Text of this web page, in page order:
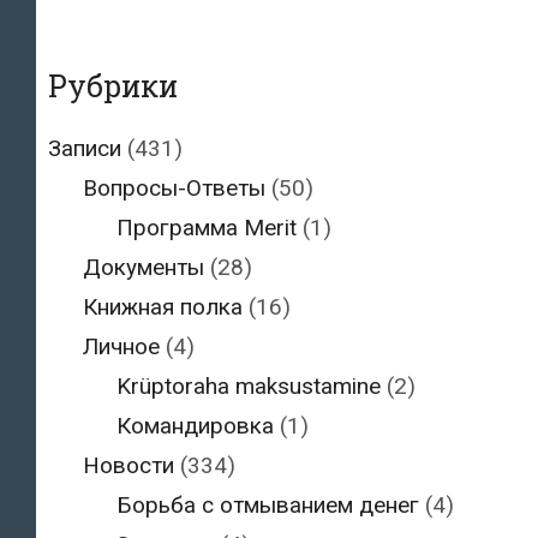
(налог
с
дивидендов)
Рубрики
Записи (431)
Вопросы-Ответы (50)
Программа Merit (1)
Документы (28)
Книжная полка (16)
Личное(4)
Krüptoraha maksustamine (2)
Командировка (1)
Новости (334)
Борьба с отмыванием денег (4)